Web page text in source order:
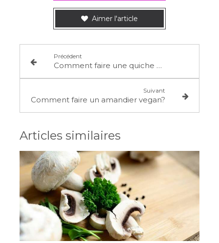
Aimer l'article
Précédent
Comment faire une quiche avec des galettes de sarrasin?
Suivant
Comment faire un amandier vegan?
Articles similaires